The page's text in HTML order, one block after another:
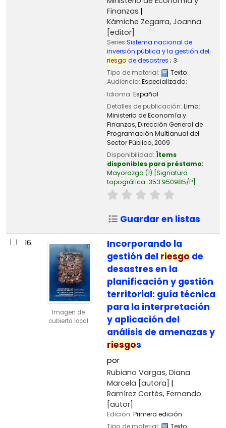
Finanzas
Kámiche Zegarra, Joanna
[editor]
Series Sistema nacional de
inversión pública y la gestión del
riesgo de desastres ; 3
Tipo de material:
Texto;
Audiencia: Especializado;
Idioma: Español
Detalles de publicación: Lima:
Ministerio de Economía y
Finanzas, Dirección General de
Programación Multianual del
Sector Público,2009
Disponibilidad: Ítems
disponibles para préstamo:
Mayorazgo (1) Signatura
topográfica: 353.950985/P .
Guardar en listas
16.
Imagen de
cubierta local
Incorporando la
gestión del riesgo de
desastres en la
planificación y gestión
territorial: guía técnica
para la interpretación
y aplicación del
análisis de amenazas y
riesgos
por
Rubiano Vargas, Diana
Marcela [autora]
Ramírez Cortés, Fernando
[autor]
Edición: Primera edición